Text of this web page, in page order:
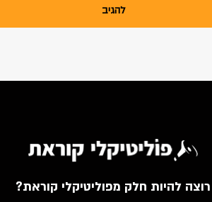
רוצה להיות חלק מפוליטיקלי קוראת?